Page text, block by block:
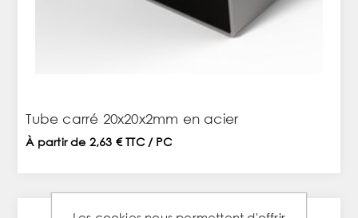
Tube carré 20x20x2mm en acier
À partir de 2,63 € TTC / PC